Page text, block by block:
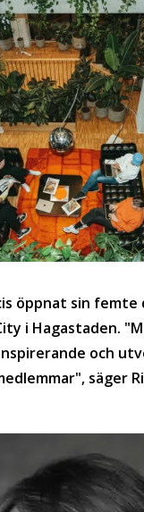
öppnat sin
i Hagastaden.
och
säger